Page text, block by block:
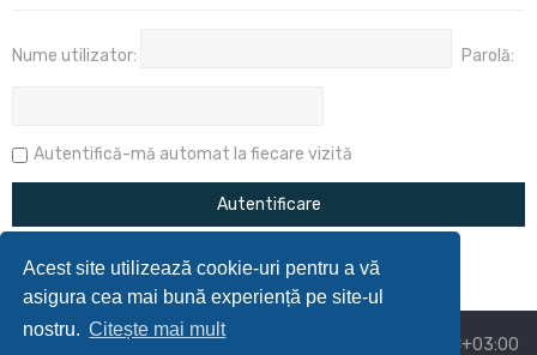
Acest site utilizează cookie-uri pentru a vă
asigura cea mai bună experiență pe site-ul
nostru. Citește mai mult
Nume utilizator: Parolă:
Autentifică-mă automat la fiecare vizită
Prima pagină UTC+03:00